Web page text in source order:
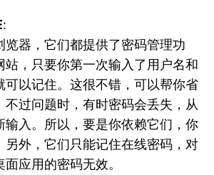
:
览器，它们都提供了密码管理功
站，只要你第一次输入了用户名和
可以记住。这很不错，可以帮你省
不过问题时，有时密码会丢失，从
输入。所以，要是你依赖它们，你
另外，它们只能记住在线密码，对
应用的密码无效。